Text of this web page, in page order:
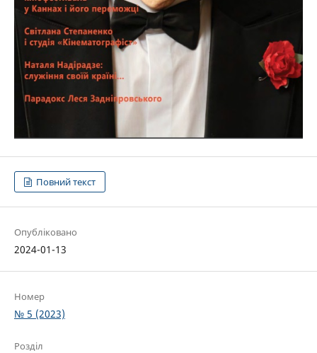
Повний текст
Опубліковано
2024-01-13
Номер
№ 5 (2023)
Розділ